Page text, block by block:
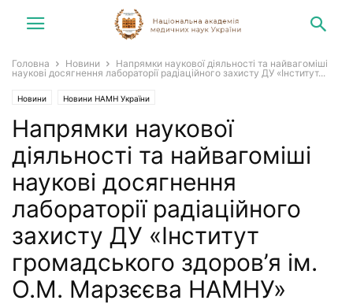
Головна Новини
Напрямки наукової діяльності та найвагоміші
наукові досягнення лабораторії радіаційного захисту ДУ «Інститут...
Новини Новини НАМН України
Напрямки наукової
діяльності та найвагоміші
наукові досягнення
лабораторії радіаційного
захисту ДУ «Інститут
громадського здоров’я ім.
О.М. Марзєєва НАМНУ»